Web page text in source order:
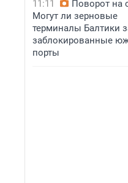
11:11
Поворот на
Могут ли зерновые
терминалы Балтики
заблокированные
порты